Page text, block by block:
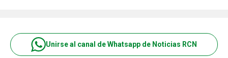
Unirse al canal de Whatsapp de Noticias RCN